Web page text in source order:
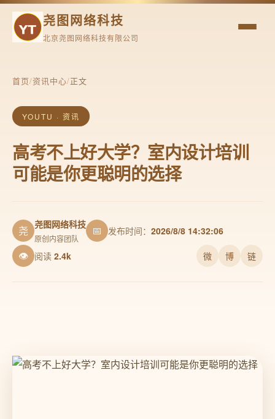
尧图网络科技
北京尧图网络科技有限公司
首页/资讯中心/正文
YOUTU · 资讯
高考不上好大学？室内设计培训
可能是你更聪明的选择
尧 尧图网络科技
原创内容团队
📅 发布时间： 2026/8/8 14:32:06
👁 阅读 2.4k 微 博 链